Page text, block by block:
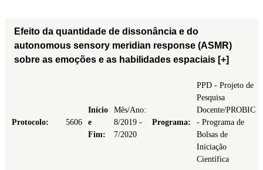
Efeito da quantidade de dissonância e do
autonomous sensory meridian response (ASMR)
sobre as emoções e as habilidades espaciais [+]
Protocolo: 5606
Início
e
Fim:
Mês/Ano:
8/2019 -
7/2020
Programa:
PPD - Projeto de
Pesquisa
Docente/PROBIC
- Programa de
Bolsas de
Iniciação
Científica